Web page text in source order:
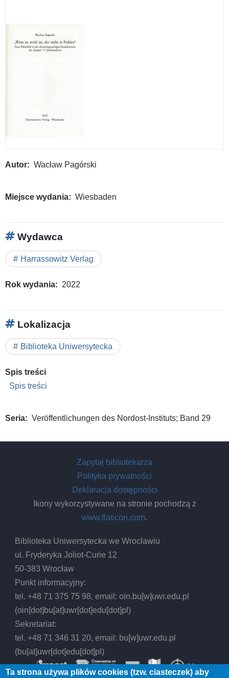
Autor Wacław Pagórski
Miejsce wydania Wiesbaden
Wydawca
Harrassowitz Verlag
Rok wydania 2022
Lokalizacja
Biblioteka Uniwersytecka
Spis treści
Spis treści
Seria Veröffentlichungen des Nordost-Instituts; Band 29
Zapytaj bibliotekarza
Polityka prywatności
Deklaracja dostępności
Ikony wykorzystywane na stronie pochodzą z
www.flaticon.com.
Biblioteka Uniwersytecka we Wrocławiu
ul. Fryderyka Joliot-Curie 12
50-383 Wrocław
Punkt informacyjny:
tel. +48 71 375 75 98, email:oin.bu[w]uwr.edu.pl
(oin[dot]bu[at]uwr[dot]edu[dot]pl)
Sekretariat:
tel. +48 71 346 31 20, email: bu[w]uwr.edu.pl
(bu[at]uwr[dot]edu[dot]pl)
Ta strona używa plików cookies (tzw. ciasteczek) aby